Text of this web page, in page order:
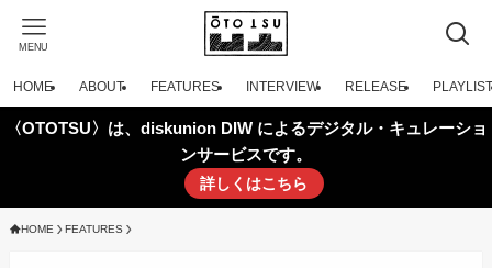
MENU
HOME ABOUT FEATURES INTERVIEW RELEASE PLAYLIST
〈OTOTSU〉は、diskunion DIW によるデジタル・キュレーショ
ンサービスです。
詳しくはこちら
HOME FEATURES